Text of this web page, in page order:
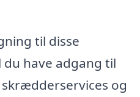
til disse
have adgang til
og